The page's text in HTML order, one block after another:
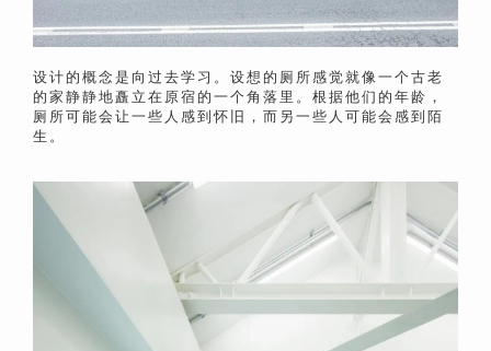
设计的概念是向过去学习。 设想的厕所感觉就像一个古老
的家静静地矗立在原宿的一个角落里。 根据他们 的年龄，
厕所可能会让一些人感到怀旧，而另一些人可能会感到陌
生。